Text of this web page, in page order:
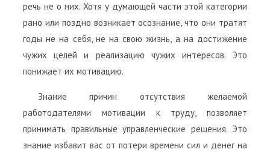
речь не о них. Хотя у думающей части этой категории
рано или поздно возникает осознание, что они тратят
годы не на себя, не на свою жизнь, а на достижение
чужих целей и реализацию чужих интересов. Это
понижает их мотивацию.
Знание причин отсутствия желаемой
работодателями мотивации к труду, позволяет
принимать правильные управленческие решения. Это
знание избавит вас от потери времени сил и денег на